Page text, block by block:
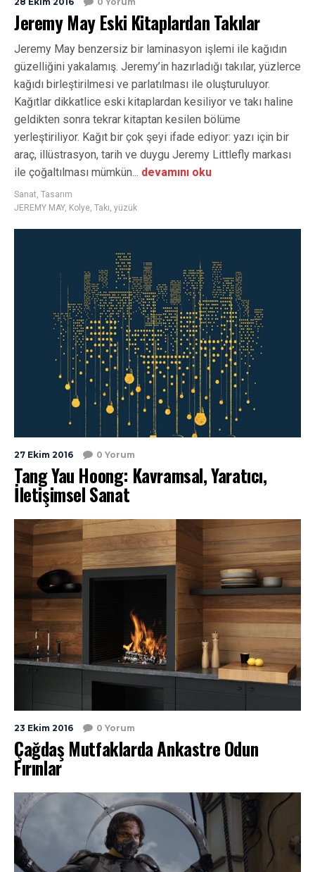
Jeremy May Eski Kitaplardan Takılar
Jeremy May benzersiz bir laminasyon işlemi ile kağıdın
güzelliğini yakalamış. Jeremy’in hazırladığı takılar, yüzlerce
kağıdı birleştirilmesi ve parlatılması ile oluşturuluyor.
Kağıtlar dikkatlice eski kitaplardan kesiliyor ve takı haline
geldikten sonra tekrar kitaptan kesilen bölüme
yerleştiriliyor. Kağıt bir çok şeyi ifade ediyor: yazı için bir
araç, illüstrasyon, tarih ve duygu Jeremy Littlefly markası
ile çoğaltılması mümkün... devamını oku
Sanat Tasarım
JEREMY MAY, Kolye Takı yüzük
27 Ekim 2016 0 Yorum
Tang Yau Hoong: Kavramsal, Yaratıcı,
İletişimsel Sanat
23 Ekim 2016 0 Yorum
Çağdaş Mutfaklarda Ankastre Odun
Fırınlar